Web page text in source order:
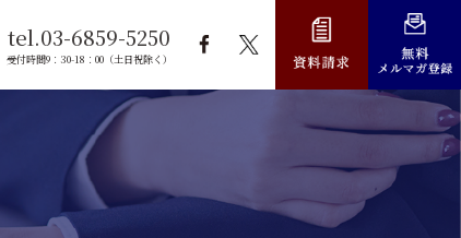
tel.03-6859-5250
受付時間9：30-18：00（土日祝除く）